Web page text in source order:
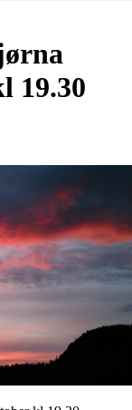
19.30